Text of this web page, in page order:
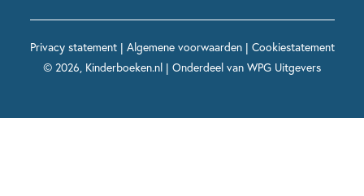
Voor volwassenen
Maxi & Helium
Voor het onderwijs
Privacy statement| Algemene voorwaarden| Cookiestatement
© 2026, Kinderboeken.nl | Onderdeel van WPG Uitgevers